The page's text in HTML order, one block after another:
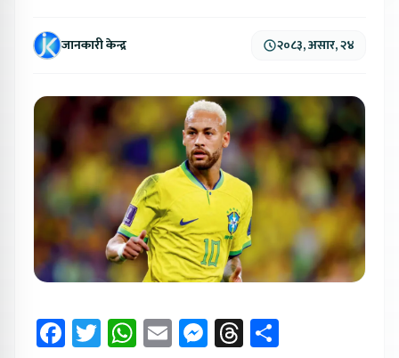
जानकारी केन्द्र २०८३, असार, २४
Facebook
Twitter
WhatsApp
EmailMessenger
Threads